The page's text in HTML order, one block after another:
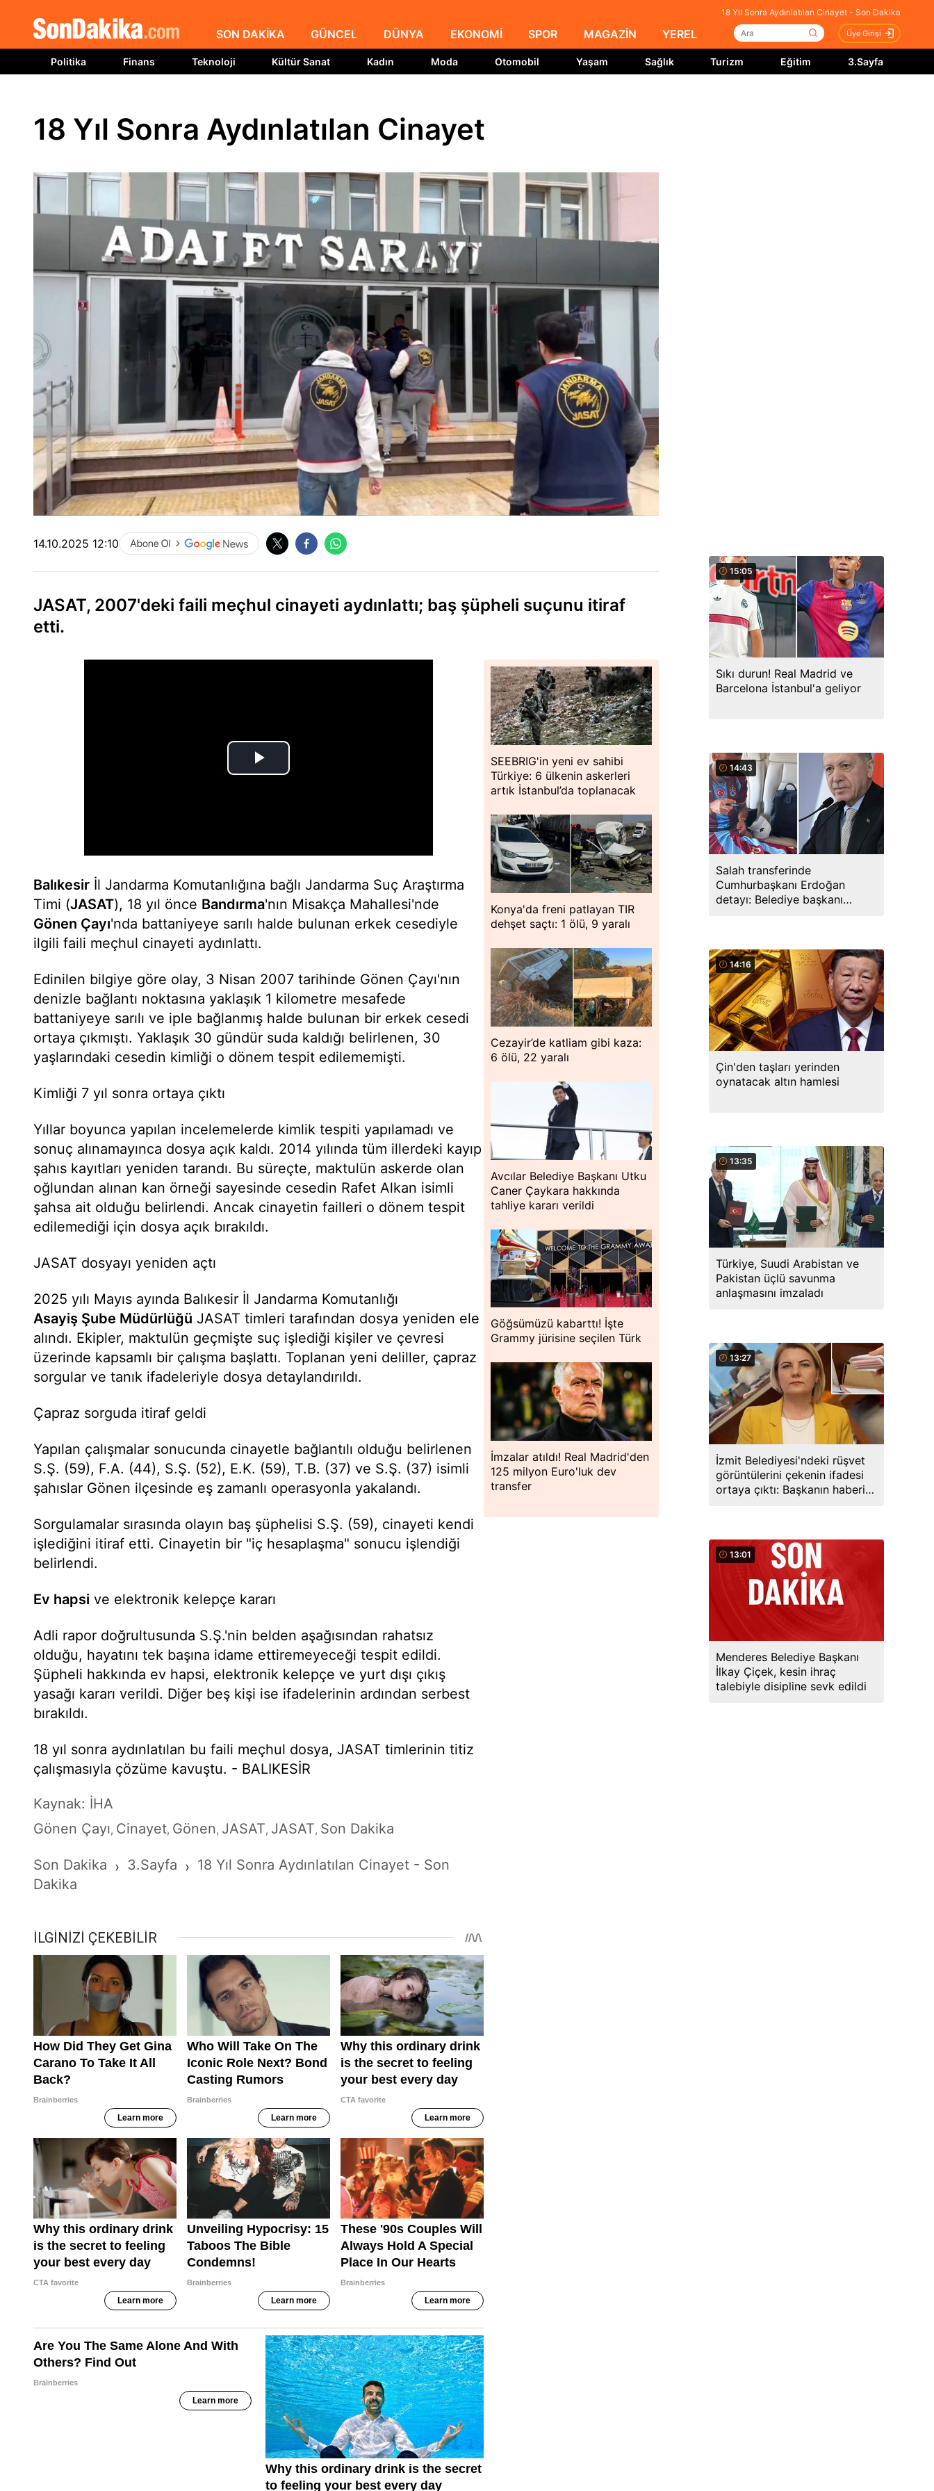
18 Yıl Sonra Aydınlatılan Cinayet - Son Dakika
SON DAKİKA GÜNCEL DÜNYA EKONOMİ SPOR MAGAZİN YEREL Üye Girişi
Politika Finans Teknoloji Kültür Sanat Kadın Moda Otomobil Yaşam Sağlık Turizm Eğitim 3.Sayfa
18 Yıl Sonra Aydınlatılan Cinayet
14.10.2025 12:10
JASAT, 2007'deki faili meçhul cinayeti aydınlattı; baş şüpheli suçunu itiraf
etti.
Balıkesir İl Jandarma Komutanlığına bağlı Jandarma Suç Araştırma
Timi (JASAT), 18 yıl önce Bandırma'nın Misakça Mahallesi'nde
Gönen Çayı'nda battaniyeye sarılı halde bulunan erkek cesediyle
ilgili faili meçhul cinayeti aydınlattı.
Edinilen bilgiye göre olay, 3 Nisan 2007 tarihinde Gönen Çayı'nın
denizle bağlantı noktasına yaklaşık 1 kilometre mesafede
battaniyeye sarılı ve iple bağlanmış halde bulunan bir erkek cesedi
ortaya çıkmıştı. Yaklaşık 30 gündür suda kaldığı belirlenen, 30
yaşlarındaki cesedin kimliği o dönem tespit edilememişti.
Kimliği 7 yıl sonra ortaya çıktı
Yıllar boyunca yapılan incelemelerde kimlik tespiti yapılamadı ve
sonuç alınamayınca dosya açık kaldı. 2014 yılında tüm illerdeki kayıp
şahıs kayıtları yeniden tarandı. Bu süreçte, maktulün askerde olan
oğlundan alınan kan örneği sayesinde cesedin Rafet Alkan isimli
şahsa ait olduğu belirlendi. Ancak cinayetin failleri o dönem tespit
edilemediği için dosya açık bırakıldı.
JASAT dosyayı yeniden açtı
2025 yılı Mayıs ayında Balıkesir İl Jandarma Komutanlığı
Asayiş Şube Müdürlüğü JASAT timleri tarafından dosya yeniden ele
alındı. Ekipler, maktulün geçmişte suç işlediği kişiler ve çevresi
üzerinde kapsamlı bir çalışma başlattı. Toplanan yeni deliller, çapraz
sorgular ve tanık ifadeleriyle dosya detaylandırıldı.
Çapraz sorguda itiraf geldi
Yapılan çalışmalar sonucunda cinayetle bağlantılı olduğu belirlenen
S.Ş. (59), F.A. (44), S.Ş. (52), E.K. (59), T.B. (37) ve S.Ş. (37) isimli
şahıslar Gönen ilçesinde eş zamanlı operasyonla yakalandı.
Sorgulamalar sırasında olayın baş şüphelisi S.Ş. (59), cinayeti kendi
işlediğini itiraf etti. Cinayetin bir "iç hesaplaşma" sonucu işlendiği
belirlendi.
Ev hapsi ve elektronik kelepçe kararı
Adli rapor doğrultusunda S.Ş.'nin belden aşağısından rahatsız
olduğu, hayatını tek başına idame ettiremeyeceği tespit edildi.
Şüpheli hakkında ev hapsi, elektronik kelepçe ve yurt dışı çıkış
yasağı kararı verildi. Diğer beş kişi ise ifadelerinin ardından serbest
bırakıldı.
18 yıl sonra aydınlatılan bu faili meçhul dosya, JASAT timlerinin titiz
çalışmasıyla çözüme kavuştu. - BALIKESİR
Kaynak: İHA
Gönen Çayı, Cinayet, Gönen, JASAT, JASAT, Son Dakika
Son Dakika › 3.Sayfa › 18 Yıl Sonra Aydınlatılan Cinayet - Son
Dakika
SEEBRIG'in yeni ev sahibi
Türkiye: 6 ülkenin askerleri
artık İstanbul’da toplanacak
Konya'da freni patlayan TIR
dehşet saçtı: 1 ölü, 9 yaralı
Cezayir’de katliam gibi kaza:
6 ölü, 22 yaralı
Avcılar Belediye Başkanı Utku
Caner Çaykara hakkında
tahliye kararı verildi
Göğsümüzü kabarttı! İşte
Grammy jürisine seçilen Türk
İmzalar atıldı! Real Madrid'den
125 milyon Euro'luk dev
transfer
15:05
Sıkı durun! Real Madrid ve
Barcelona İstanbul'a geliyor
14:43
Salah transferinde
Cumhurbaşkanı Erdoğan
detayı: Belediye başkanı
14:16
Çin'den taşları yerinden
oynatacak altın hamlesi
13:35
Türkiye, Suudi Arabistan ve
Pakistan üçlü savunma
anlaşmasını imzaladı
13:27
İzmit Belediyesi'ndeki rüşvet
görüntülerini çekenin ifadesi
ortaya çıktı: Başkanın haberi
13:01
Menderes Belediye Başkanı
İlkay Çiçek, kesin ihraç
talebiyle disipline sevk edildi